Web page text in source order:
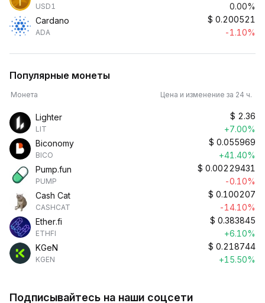
USD1
0.00%
Cardano
ADA
$ 0.200521
-1.10%
Популярные монеты
Монета Цена и изменение за 24 ч.
Lighter
LIT
$ 2.36
+7.00%
Biconomy
BICO
$ 0.055969
+41.40%
Pump.fun
PUMP
$ 0.00229431
-0.10%
Cash Cat
CASHCAT
$ 0.100207
-14.10%
Ether.fi
ETHFI
$ 0.383845
+6.10%
KGeN
KGEN
$ 0.218744
+15.50%
Подписывайтесь на наши соцсети